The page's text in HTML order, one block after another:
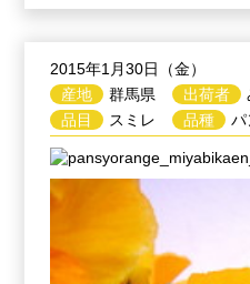
2015年1月30日（金）
産地
群馬県
品目
スミレ
出荷者
品種
パ